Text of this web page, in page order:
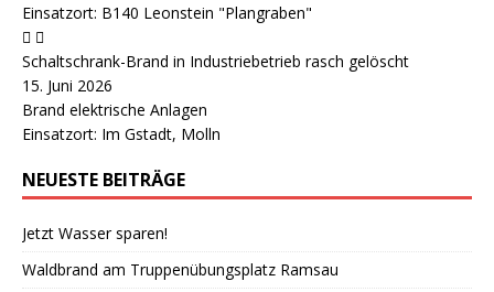
Einsatzort: B140 Leonstein "Plangraben"
Schaltschrank-Brand in Industriebetrieb rasch gelöscht
15. Juni 2026
Brand elektrische Anlagen
Einsatzort: Im Gstadt, Molln
NEUESTE BEITRÄGE
Jetzt Wasser sparen!
Waldbrand am Truppenübungsplatz Ramsau